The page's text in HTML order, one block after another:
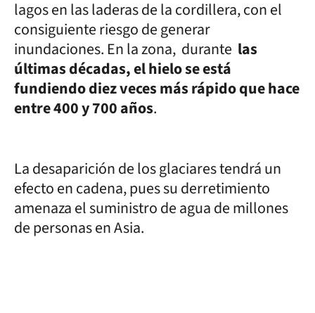
lagos en las laderas de la cordillera, con el
consiguiente riesgo de generar
inundaciones. En la zona, durante las
últimas décadas, el hielo se está
fundiendo diez veces más rápido que hace
entre 400 y 700 años.
La desaparición de los glaciares tendrá un
efecto en cadena, pues su derretimiento
amenaza el suministro de agua de millones
de personas en Asia.